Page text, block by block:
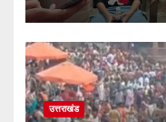
उत्तराखंड